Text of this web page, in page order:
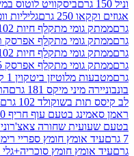
ביסקוויט לוטוס במילוי קרם לוטוס
גרם
גליליות וופלים וניל 250 גרם
מתקלף חיות 102 גרם
מתקלף אפרסק תפוז 85 גרם
מתקלף חיות 102 גרם
מתקלף אפרסק 75 גרם
ביטקוין 1 ק"ג
מטבעות
מיקס 181 גרם
הרשי לבבות
102 גרם
ג'ולי ראנצ'ר
עוף חריף 140 גרם
שחורה צאצ'רוני 140 גרם
חומץ ספריי רימון 50 גרם
חומץ סוכריה+גלי חמוץ 50 גרם